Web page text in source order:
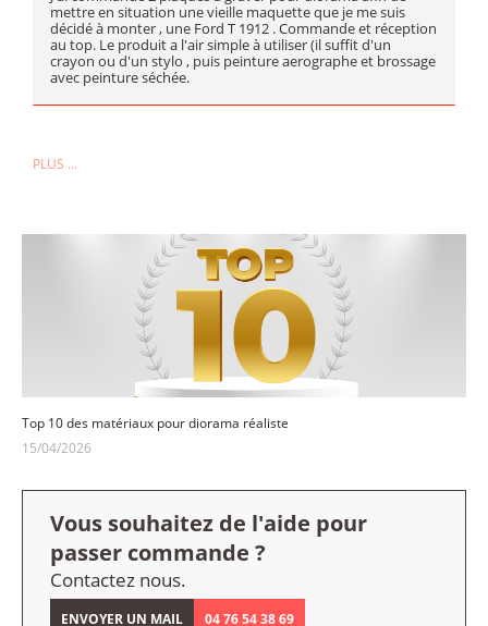
mettre en situation une vieille maquette que je me suis
décidé à monter , une Ford T 1912 . Commande et réception
au top. Le produit a l'air simple à utiliser (il suffit d'un
crayon ou d'un stylo , puis peinture aerographe et brossage
avec peinture séchée.
PLUS ...
Top 10 des matériaux pour diorama réaliste
15/04/2026
Vous souhaitez de l'aide pour
passer commande ?
Contactez nous.
ENVOYER UN MAIL 04 76 54 38 69